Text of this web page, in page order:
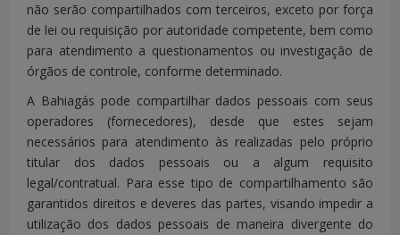
- NOVA LIGAÇÃO
-CPF
- E-MAIL
- DOCUMENTO
DE
IDENTIFICAÇÃO
OFICIAL COM
FOTO
necessária
para
elaboração
de
fornecimento
residencial de
gás, ou seja,
seu
tratamento
não serão compartilhados com terceiros, exceto por força
de lei ou requisição por autoridade competente, bem como
para atendimento a questionamentos ou investigação de
órgãos de controle, conforme determinado.
A Bahiagás pode compartilhar dados pessoais com seus
operadores (fornecedores), desde que estes sejam
necessários para atendimento às realizadas pelo próprio
titular dos dados pessoais ou a algum requisito
legal/contratual. Para esse tipo de compartilhamento são
garantidos direitos e deveres das partes, visando impedir a
utilização dos dados pessoais de maneira divergente do